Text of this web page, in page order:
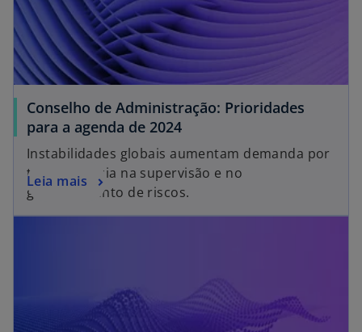
Conselho de Administração: Prioridades
para a agenda de 2024
Instabilidades globais aumentam demanda por
transparência na supervisão e no
gerenciamento de riscos.
Leia mais